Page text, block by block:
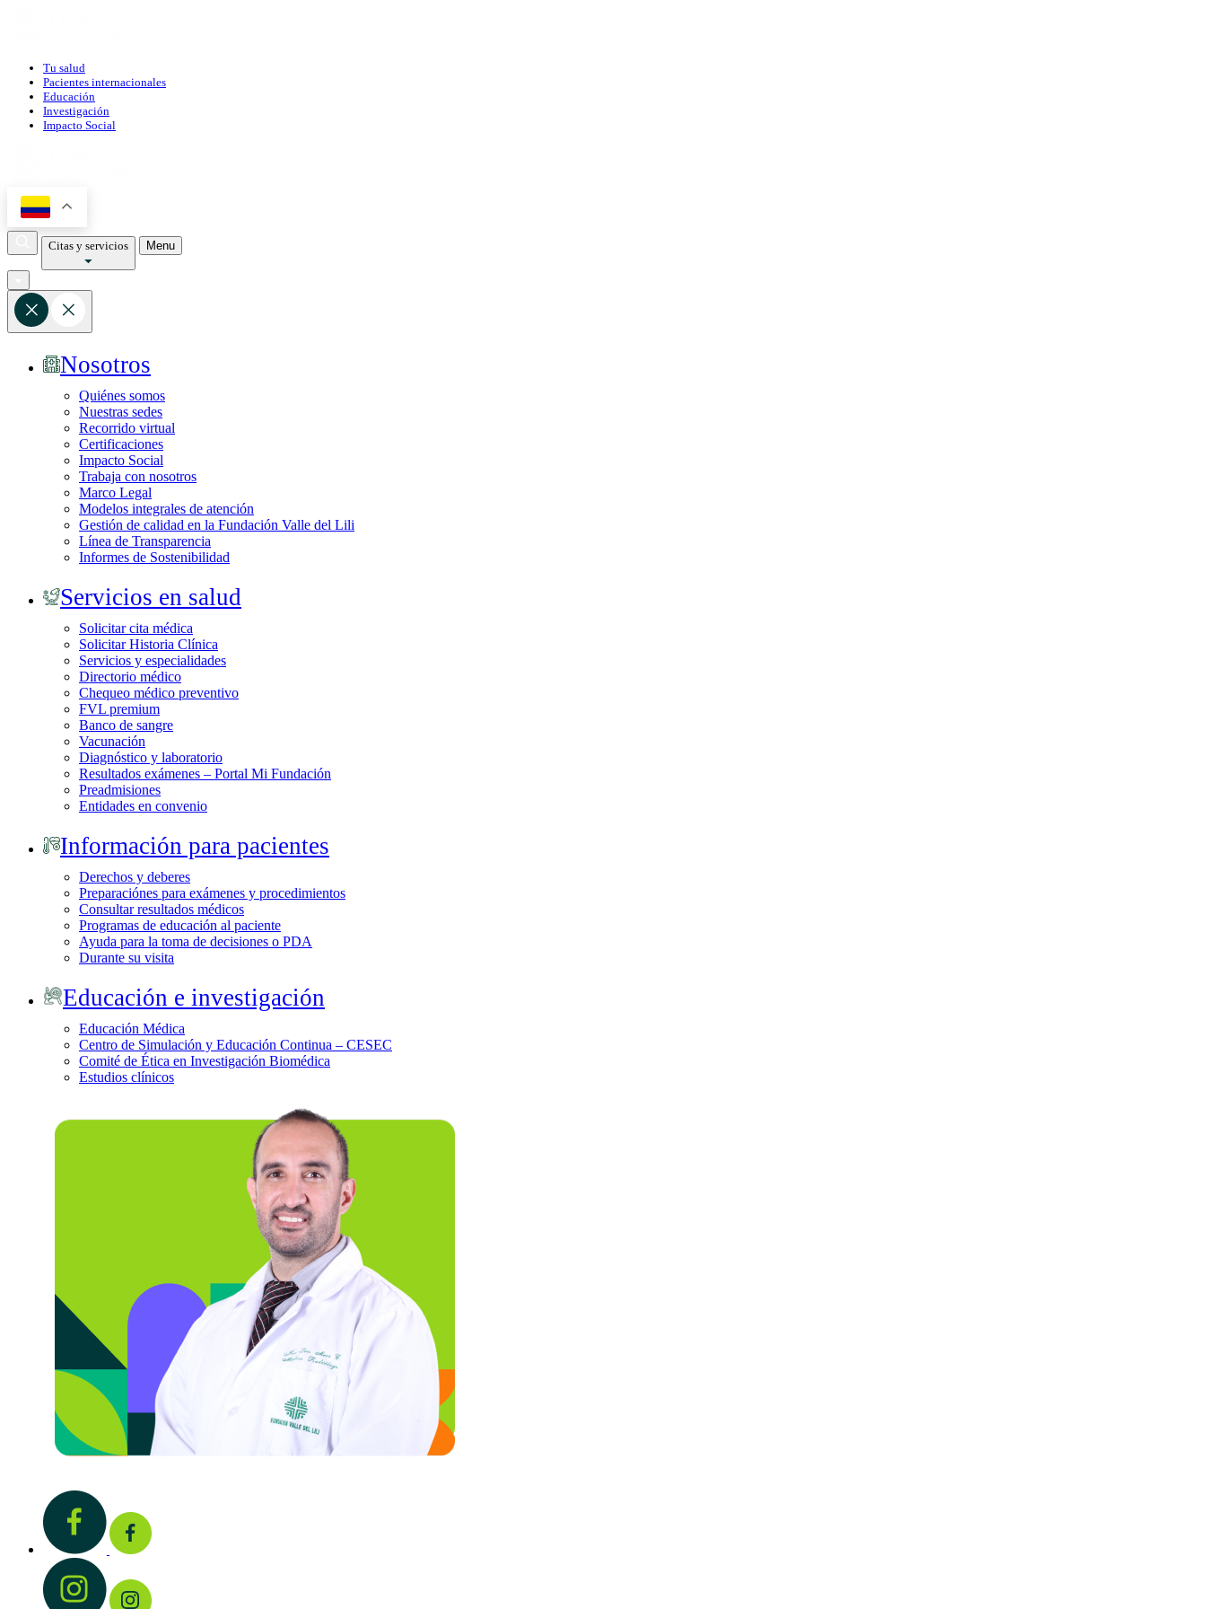
Tu salud
Pacientes internacionales
Educación
Investigación
Impacto Social
Citas y servicios Menu
Nosotros
Quiénes somos
Nuestras sedes
Recorrido virtual
Certificaciones
Impacto Social
Trabaja con nosotros
Marco Legal
Modelos integrales de atención
Gestión de calidad en la Fundación Valle del Lili
Línea de Transparencia
Informes de Sostenibilidad
Servicios en salud
Solicitar cita médica
Solicitar Historia Clínica
Servicios y especialidades
Directorio médico
Chequeo médico preventivo
FVL premium
Banco de sangre
Vacunación
Diagnóstico y laboratorio
Resultados exámenes – Portal Mi Fundación
Preadmisiones
Entidades en convenio
Información para pacientes
Derechos y deberes
Preparaciónes para exámenes y procedimientos
Consultar resultados médicos
Programas de educación al paciente
Ayuda para la toma de decisiones o PDA
Durante su visita
Educación e investigación
Educación Médica
Centro de Simulación y Educación Continua – CESEC
Comité de Ética en Investigación Biomédica
Estudios clínicos